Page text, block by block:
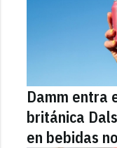
Damm entra
británica
en bebidas